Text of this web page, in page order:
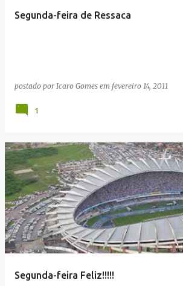
Segunda-feira de Ressaca
postado por Icaro Gomes em fevereiro 14, 2011
1
Segunda-feira Feliz!!!!!